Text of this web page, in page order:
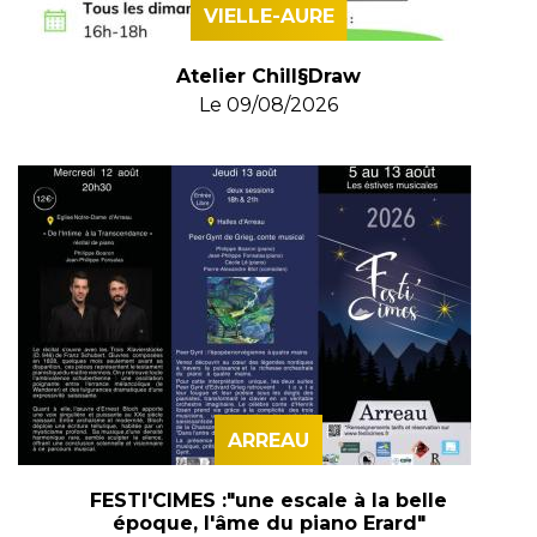
VIELLE-AURE
Atelier Chill§Draw
Le 09/08/2026
ARREAU
FESTI'CIMES :"une escale à la belle
époque, l'âme du piano Erard"